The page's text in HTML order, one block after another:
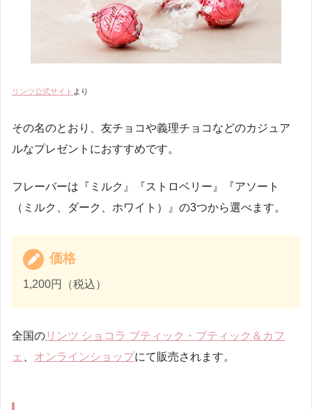
リンツ公式サイト より
その名のとおり、友チョコや義理チョコなどのカジュア
ルなプレゼントにおすすめです。
フレーバーは『ミルク』『ストロベリー』『アソート
（ミルク、ダーク、ホワイト）』の3つから選べます。
価格
1,200円（税込）
全国の リンツ ショコラ ブティック・ブティック＆カフ
ェ
オンラインショップにて販売されます。